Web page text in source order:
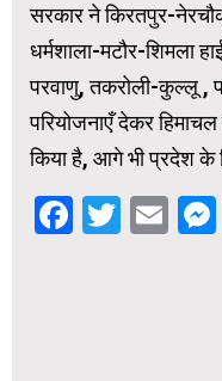
सरकार ने किरतपुर-
धर्मशाला-मटौर-शिमला
परवाणु, तकरोली-कुल्लू ,
परियोजनाएँ देकर हिमाचल
किया है, आगे भी प्रदेश के